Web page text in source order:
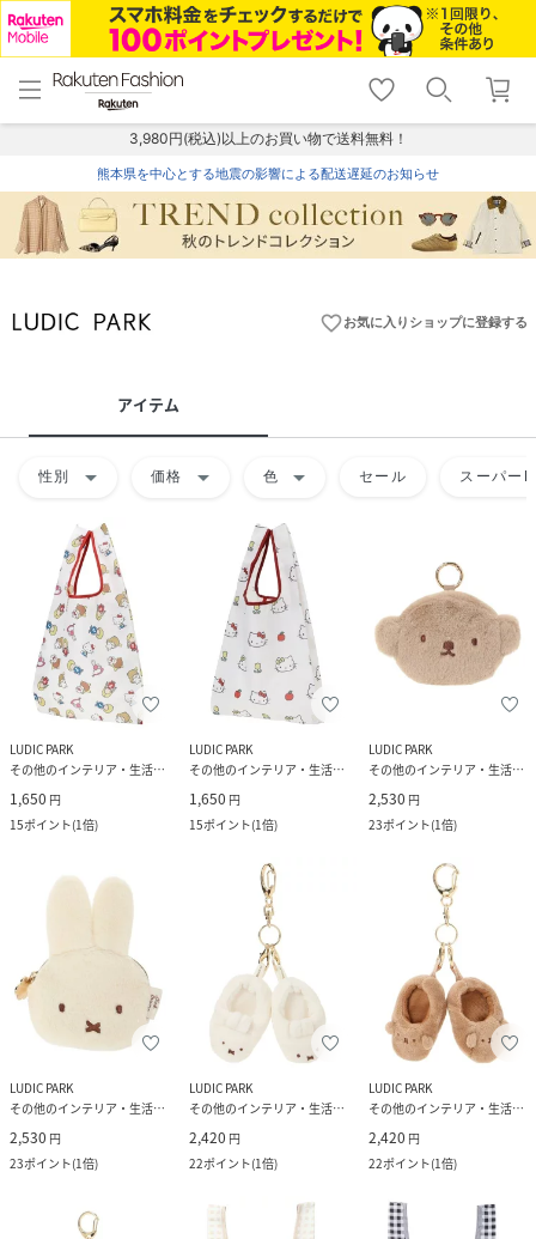
menu home
トップ
shopping_cart lock_outline
ログイン
3,980円(税込)以上のお買い物で送料無料！
熊本県を中心とする地震の影響による配送遅延のお知らせ
favorite_borderお気に入りショップに登録する
アイテム
性別 arrow_drop_down 価格 arrow_drop_down 色 arrow_drop_down セール スーパー
LUDIC PARK
その他のインテリア・生活雑貨
1,650 円
15ポイント(1倍)
LUDIC PARK
その他のインテリア・生活雑貨
1,650 円
15ポイント(1倍)
LUDIC PARK
その他のインテリア・生活雑貨
2,530 円
23ポイント(1倍)
LUDIC PARK
その他のインテリア・生活雑貨
2,530 円
23ポイント(1倍)
LUDIC PARK
その他のインテリア・生活雑貨
2,420 円
22ポイント(1倍)
LUDIC PARK
その他のインテリア・生活雑貨
2,420 円
22ポイント(1倍)